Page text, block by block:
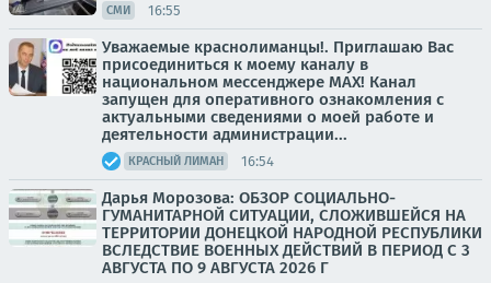
СМИ 16:55
Уважаемые краснолиманцы!. Приглашаю Вас
присоединиться к моему каналу в
национальном мессенджере MAX! Канал
запущен для оперативного ознакомления с
актуальными сведениями о моей работе и
деятельности администрации...
КРАСНЫЙ ЛИМАН 16:54
Дарья Морозова: ОБЗОР СОЦИАЛЬНО-
ГУМАНИТАРНОЙ СИТУАЦИИ, СЛОЖИВШЕЙСЯ НА
ТЕРРИТОРИИ ДОНЕЦКОЙ НАРОДНОЙ РЕСПУБЛИКИ
ВСЛЕДСТВИЕ ВОЕННЫХ ДЕЙСТВИЙ В ПЕРИОД С 3
АВГУСТА ПО 9 АВГУСТА 2026 Г